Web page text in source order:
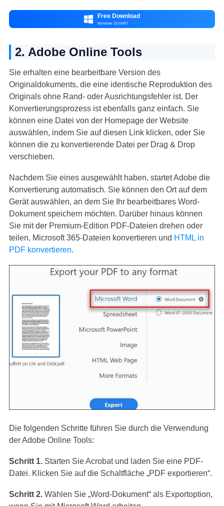
 Free Download
Windows 11/10/8/7
2. Adobe Online Tools
Sie erhalten eine bearbeitbare Version des
Originaldokuments, die eine identische Reproduktion des
Originals ohne Rand- oder Ausrichtungsfehler ist. Der
Konvertierungsprozess ist ebenfalls ganz einfach. Sie
können eine Datei von der Homepage der Website
auswählen, indem Sie auf diesen Link klicken, oder Sie
können die zu konvertierende Datei per Drag & Drop
verschieben.
Nachdem Sie eines ausgewählt haben, startet Adobe die
Konvertierung automatisch. Sie können den Ort auf dem
Gerät auswählen, an dem Sie Ihr bearbeitbares Word-
Dokument speichern möchten. Darüber hinaus können
Sie mit der Premium-Edition PDF-Dateien drehen oder
teilen, Microsoft 365-Dateien konvertieren und HTML in
PDF konvertieren.
Die folgenden Schritte führen Sie durch die Verwendung
der Adobe Online Tools:
Schritt 1.Starten Sie Acrobat und laden Sie eine PDF-
Datei. Klicken Sie auf die Schaltfläche „PDF exportieren“.
Schritt 2.Wählen Sie „Word-Dokument“ als Exportoption,